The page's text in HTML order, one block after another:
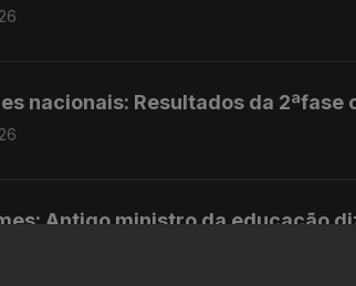
nacionais: Resultados da 2ªfase
Antigo ministro da educação